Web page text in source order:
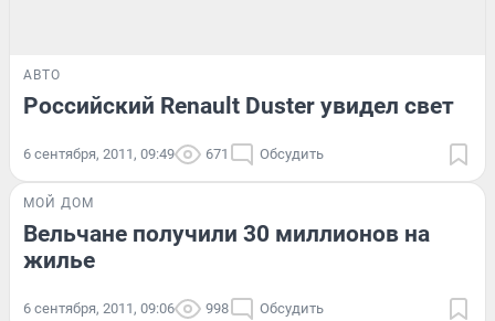
АВТО
Российский Renault Duster увидел свет
6 сентября, 2011, 09:49 671 Обсудить
МОЙ ДОМ
Вельчане получили 30 миллионов на
жилье
6 сентября, 2011, 09:06 998 Обсудить